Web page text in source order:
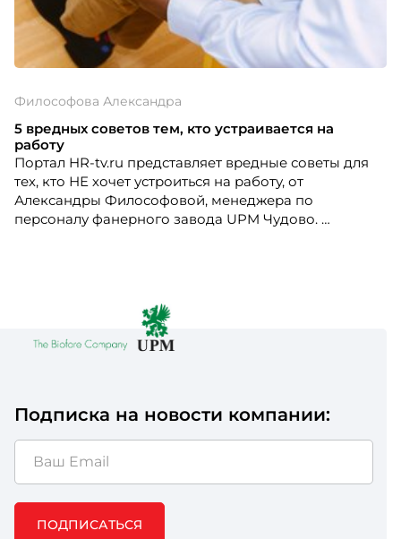
Философова Александра
5 вредных советов тем, кто устраивается на
работу
Портал HR-tv.ru представляет вредные советы для
тех, кто НЕ хочет устроиться на работу, от
Александры Философовой, менеджера по
персоналу фанерного завода UPM Чудово.
Подписка на новости компании:
ПОДПИСАТЬСЯ